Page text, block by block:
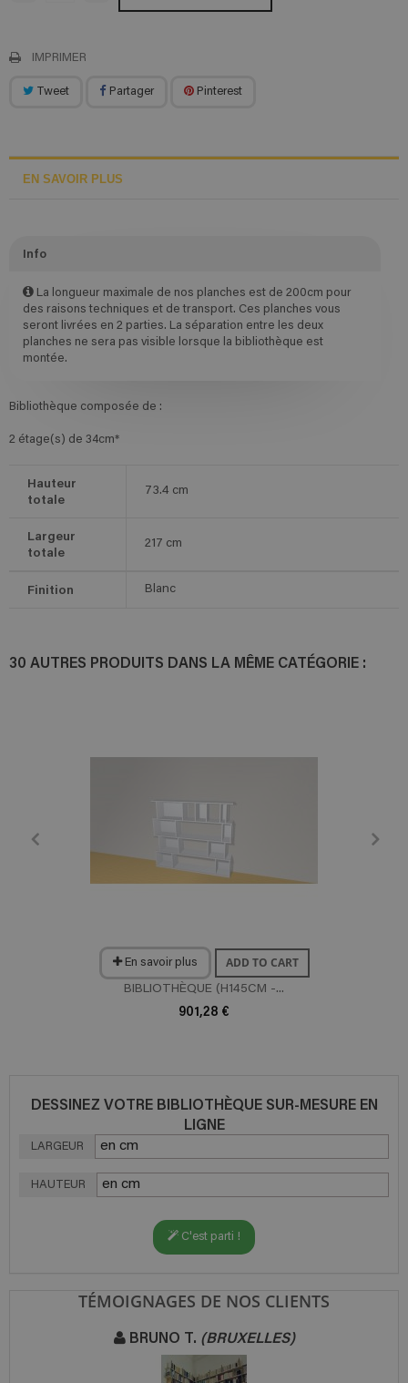
IMPRIMER
Tweet Partager Pinterest
EN SAVOIR PLUS
Info
La longueur maximale de nos planches est de 200cm pour
des raisons techniques et de transport. Ces planches vous
seront livrées en 2 parties. La séparation entre les deux
planches ne sera pas visible lorsque la bibliothèque est
montée.
Bibliothèque composée de :
2 étage(s) de 34cm*
Hauteur
totale
73.4 cm
Largeur
totale
217 cm
Finition Blanc
30 AUTRES PRODUITS DANS LA MÊME CATÉGORIE :
En savoir plus ADD TO CART
BIBLIOTHÈQUE (H145CM -...
901,28 €
DESSINEZ VOTRE BIBLIOTHÈQUE SUR-MESURE EN
LIGNE
LARGEUR
HAUTEUR
C'est parti !
TÉMOIGNAGES DE NOS CLIENTS
BRUNO T. (BRUXELLES)